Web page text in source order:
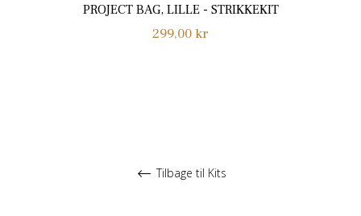
PROJECT BAG, LILLE - STRIKKEKIT
Normalpris
299,00 kr
Tilbage til Kits